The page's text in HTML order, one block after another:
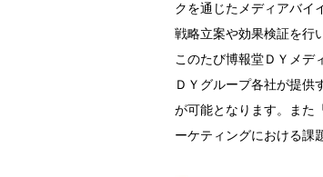
クを通じたメディアバイ
戦略立案や効果検証を行
このたび博報堂ＤＹメデ
ＤＹグループ各社が提供
が可能となります。また
ーケティングにおける課